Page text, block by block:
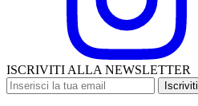
ISCRIVITI ALLA NEWSLETTER
Iscriviti